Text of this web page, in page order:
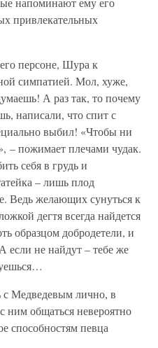
привлекательных
персоне, Шура к
симпатией. Мол, хуже,
А раз так, то почему
написали, что спит с
выбил! «Чтобы ни
– пожимает плечами чудак.
себя в грудь и
– лишь плод
Ведь желающих сунуться к
дегтя всегда найдется
образцом добродетели, и
если не найдут – тебе же
с Медведевым лично, в
ним общаться невероятно
способностям певца